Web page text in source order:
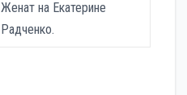
Женат на Екатерине
Радченко.